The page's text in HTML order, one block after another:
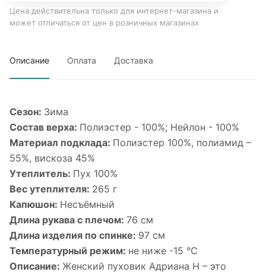
Цена действительна только для интернет-магазина и
может отличаться от цен в розничных магазинах
Описание Оплата Доставка
Сезон: Зима
Состав верха: Полиэстер - 100%; Нейлон - 100%
Материал подклада: Полиэстер 100%, полиамид –
55%, вискоза 45%
Утеплитель: Пух 100%
Вес утеплителя: 265 г
Капюшон: Несъёмный
Длина рукава с плечом: 76 см
Длина изделия по спинке: 97 см
Температурный режим: не ниже -15 °С
Описание: Женский пуховик Адриана Н – это